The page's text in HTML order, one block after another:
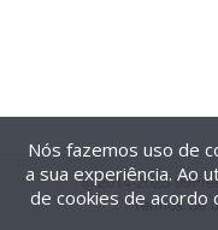
@2014-2026
Termos de
Nós fazemos uso de
a sua experiência. Ao
de cookies de acordo